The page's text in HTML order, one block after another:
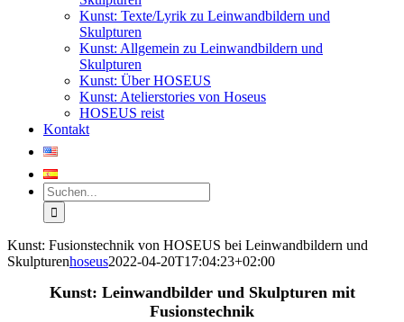
Kunst: Texte/Lyrik zu Leinwandbildern und
Skulpturen
Kunst: Allgemein zu Leinwandbildern und
Skulpturen
Kunst: Über HOSEUS
Kunst: Atelierstories von Hoseus
HOSEUS reist
Kontakt
Suche
nach:
Kunst: Fusionstechnik von HOSEUS bei Leinwandbildern und
Skulpturenhoseus2022-04-20T17:04:23+02:00
Kunst: Leinwandbilder und Skulpturen mit
Fusionstechnik